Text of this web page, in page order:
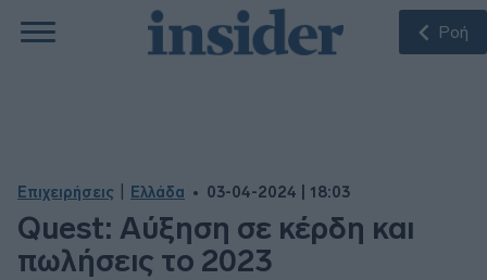
Ροή
Επιχειρήσεις Ελλάδα 03-04-2024 | 18:03
Quest: Αύξηση σε κέρδη και
πωλήσεις το 2023